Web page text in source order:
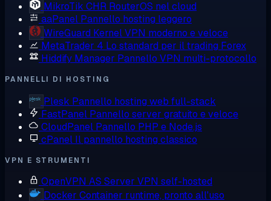
MikroTik CHR RouterOS nel cloud
aaPanel Pannello hosting leggero
WireGuard Kernel VPN moderno e veloce
MetaTrader 4 Lo standard per il trading Forex
Hiddify Manager Pannello VPN multi-protocollo
PANNELLI DI HOSTING
Plesk Pannello hosting web full-stack
FastPanel Pannello server gratuito e veloce
CloudPanel Pannello PHP e Node.js
cPanel Il pannello hosting classico
VPN E STRUMENTI
OpenVPN AS Server VPN self-hosted
Docker Container runtime, pronto all'uso